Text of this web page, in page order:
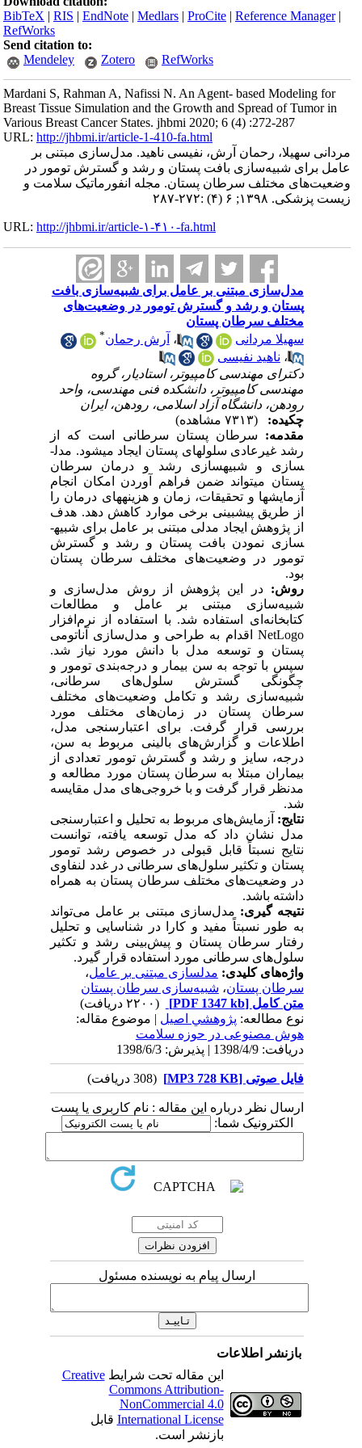
BibTeX |RIS |EndNote |Medlars |ProCite |Reference Manager
RefWorks
Send citation to:
Mendeley
Zotero RefWorks
Mardani S, Rahman A, Nafissi N. An Agent- based Modeling for
Breast Tissue Simulation and the Growth and Spread of Tumor in
Various Breast Cancer States. jhbmi 2020; 6 (4) :272-287
URL:http://jhbmi.ir/article-1-410-fa.html
مردانی سهیلا، رحمان آرش، نفیسی ناهید. مدل‌سازی مبتنی بر
عامل برای شبیه‌سازی بافت پستان و رشد و گسترش تومور در
وضعیت‌های مختلف سرطان پستان. مجله انفورماتیک سلامت و
زیست پزشکی. ۱۳۹۸; ۶ (۴) :۲۷۲-۲۸۷
URL:http://jhbmi.ir/article-۱-۴۱۰-fa.html
مدل‌سازی مبتنی بر عامل برای شبیه‌سازی بافت
پستان و رشد و گسترش تومور در وضعیت‌های
مختلف سرطان پستان
سهیلا مردانی
،آرش رحمان *
،ناهید نفیسی
دکترای مهندسی کامپیوتر، استادیار، گروه
مهندسی کامپیوتر، دانشکده فنی مهندسی، واحد
رودهن، دانشگاه آزاد اسلامی، رودهن، ایران
چکیده:
مقدمه:سرطان پستان سرطانی است که از
رشد غیرعادی سلول­­های پستان ایجاد می­شود. مدل­
سازی و شبیه­سازی رشد و درمان سرطان
پستان می­تواند ضمن فراهم آوردن امکان انجام
آزمایش­ها و تحقیقات، زمان و هزینه­های درمان را
از طریق پیش­بینی برخی موارد کاهش دهد. هدف
از پژوهش ایجاد مدلی مبتنی بر عامل برای شبیه­
سازی نمودن بافت پستان و رشد و گسترش
تومور در وضعیت‌های مختلف سرطان پستان
بود.
روش: در این پژوهش از روش مدل‌سازی و
شبیهسازی مبتنی بر عامل و مطالعات
کتابخانه‌ای استفاده شد. با استفاده از نرم‌افزار
NetLogoاقدام به طراحی و مدل‌سازی آناتومی
پستان و توسعه مدل با دانش مورد نیاز شد.
سپس با توجه به سن بیمار و درجه‌بندی تومور و
چگونگی گسترش سلولهای سرطانی،
شبیهسازی رشد و تکامل وضعیت‌های مختلف
سرطان پستان در زمانهای مختلف مورد
بررسی قرار گرفت. برای اعتبار‌سنجی مدل،
اطلاعات و گزارش‌های بالینی مربوط به سن،
درجه، سایز و رشد و گسترش تومور تعدادی از
بیماران مبتلا به سرطان پستان مورد مطالعه و
مدنظر قرار گرفت و با خروجی‌های مدل مقایسه
شد.
نتایج:آزمایشهای مربوط به تحلیل و اعتبار‌سنجی
مدل نشان داد که مدل توسعه یافته، توانست
نتایج نسبتاً قابل قبولی در خصوص رشد تومور
پستان و تکثیر سلولهای سرطانی در غدد لنفاوی
در وضعیتهای مختلف سرطان پستان به همراه
داشته باشد.
نتیجه­ گیری:مدل‌سازی مبتنی بر عامل می‌تواند
به طور نسبتاً مفید و کارا در شناسایی و تحلیل
رفتار سرطان پستان و پیش‌بینی رشد و تکثیر
سلولهای سرطانی مورد استفاده قرار گیرد.
واژه‌های کلیدی:مدلسازی مبتنی بر عامل،
سرطان پستان،شبیه‌سازی سرطان پستان
متن کامل[PDF 1347 kb]
نوع مطالعه:پژوهشي اصیل| موضوع مقاله:
هوش مصنوعی در حوزه سلامت
دریافت: 1398/4/9 | پذیرش: 1398/6/3
فایل صوتی [MP3 728 KB] (308 دریافت)
ارسال نظر درباره این مقاله : نام کاربری یا پست
الکترونیک شما:
ارسال پیام به نویسنده مسئول
بازنشر اطلاعات
این مقاله تحت شرایطCreative
Commons Attribution-
NonCommercial 4.0
International Licenseقابل
بازنشر است.